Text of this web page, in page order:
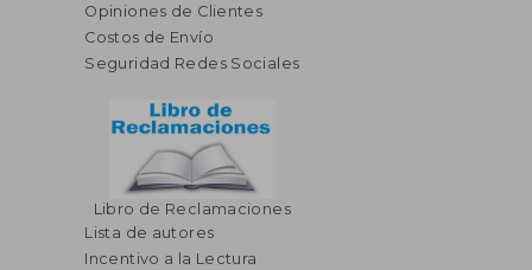
Opiniones de Clientes
Costos de Envío
Seguridad Redes Sociales
Libro de Reclamaciones
Lista de autores
Incentivo a la Lectura